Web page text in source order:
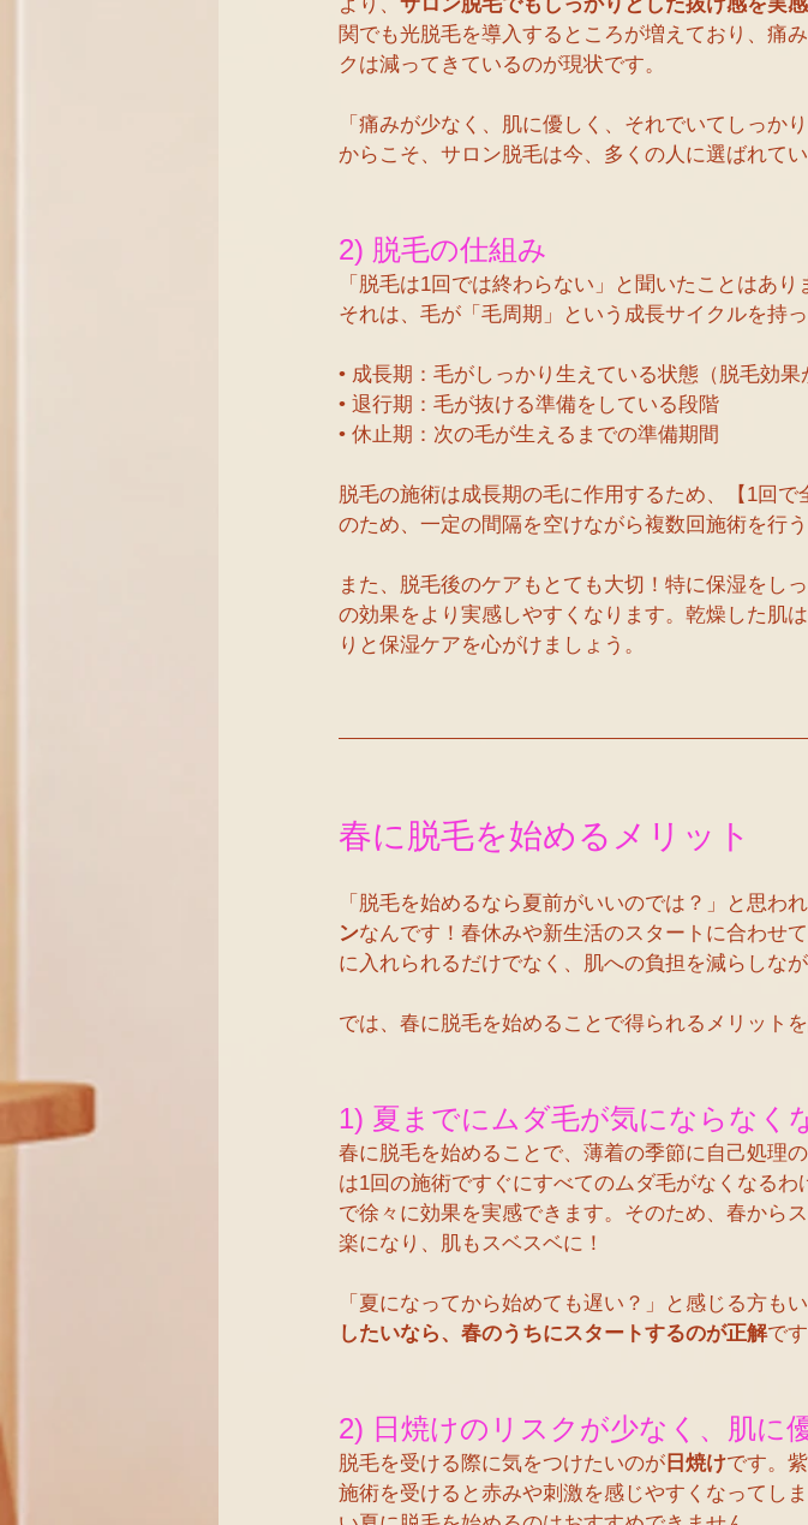
関でも光脱毛を導入するところが増えており、痛
クは減ってきているのが現状です。
「痛みが少なく、肌に優しく、それでいてしっか
からこそ、サロン脱毛は今、多くの人に選ばれてい
2) 脱毛の仕組み
「脱毛は1回では終わらない」と聞いたことはあり
それは、毛が「毛周期」という成長サイクルを持っ
• 成長期：毛がしっかり生えている状態（脱毛効果
• 退行期：毛が抜ける準備をしている段階
• 休止期：次の毛が生えるまでの準備期間
脱毛の施術は成長期の毛に作用するため、【1回
のため、一定の間隔を空けながら複数回施術を行
また、脱毛後のケアもとても大切！特に保湿をし
の効果をより実感しやすくなります。乾燥した肌
りと保湿ケアを心がけましょう。
春に脱毛を始めるメリット
「脱毛を始めるなら夏前がいいのでは？」と思わ
ンなんです！春休みや新生活のスタートに合わせ
に入れられるだけでなく、肌への負担を減らしな
では、春に脱毛を始めることで得られるメリット
1) 夏までにムダ毛が気にならなく
春に脱毛を始めることで、薄着の季節に自己処理
は1回の施術ですぐにすべてのムダ毛がなくなる
で徐々に効果を実感できます。そのため、春から
楽になり、肌もスベスベに！
「夏になってから始めても遅い？」と感じる方も
したいなら、春のうちにスタートするのが正解です
2) 日焼けのリスクが少なく、肌に
脱毛を受ける際に気をつけたいのが 日焼けです。
施術を受けると赤みや刺激を感じやすくなってし